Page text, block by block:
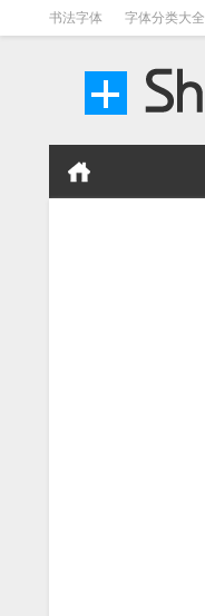
书法字体 字体分类大全